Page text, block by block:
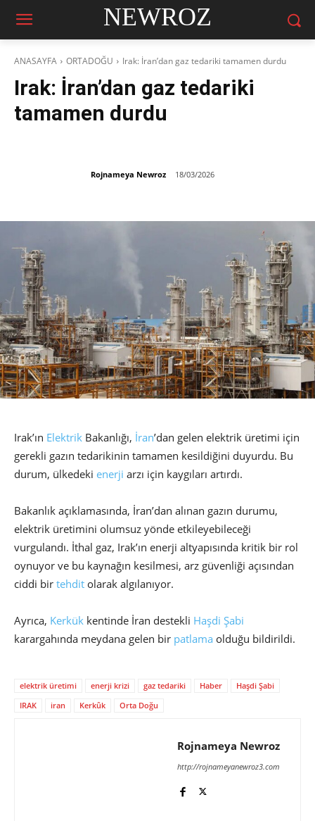
NEWROZ
ANASAYFA ORTADOĞU Irak: İran’dan gaz tedariki tamamen durdu
Irak: İran’dan gaz tedariki
tamamen durdu
Rojnameya Newroz 18/03/2026
Irak’ın Elektrik Bakanlığı, İran’dan gelen elektrik üretimi için
gerekli gazın tedarikinin tamamen kesildiğini duyurdu. Bu
durum, ülkedeki enerji arzı için kaygıları artırdı.
Bakanlık açıklamasında, İran’dan alınan gazın durumu,
elektrik üretimini olumsuz yönde etkileyebileceği
vurgulandı. İthal gaz, Irak’ın enerji altyapısında kritik bir rol
oynuyor ve bu kaynağın kesilmesi, arz güvenliği açısından
ciddi bir tehdit olarak algılanıyor.
Ayrıca, Kerkük kentinde İran destekli Haşdi Şabi
karargahında meydana gelen bir patlama olduğu bildirildi.
elektrik üretimi enerji krizi gaz tedariki Haber
Haşdi Şabi
IRAK
iran Kerkûk Orta Doğu
Rojnameya Newroz
http://rojnameyanewroz3.com